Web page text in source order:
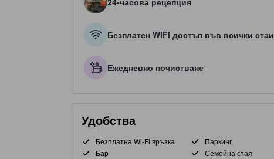
Безплатен WiFi достъп във всички стаи
Ежедневно почистване
Удобства
Безплатна Wi-Fi връзка Паркинг
Бар
Семейна стая